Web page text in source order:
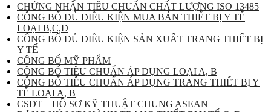
CHỨNG NHẬN TIÊU CHUẨN CHẤT LƯỢNG ISO 13485
CÔNG BỐ ĐỦ ĐIỀU KIỆN MUA BÁN THIẾT BỊ Y TẾ
LOẠI B,C,D
CÔNG BỐ ĐỦ ĐIỀU KIỆN SẢN XUẤT TRANG THIẾT BỊ
Y TẾ
CÔNG BỐ MỸ PHẨM
CÔNG BỐ TIÊU CHUẨN ÁP DỤNG LOẠI A, B
CÔNG BỐ TIÊU CHUẨN ÁP DỤNG TRANG THIẾT BỊ Y
TẾ LOẠI A, B
CSDT – HỒ SƠ KỸ THUẬT CHUNG ASEAN